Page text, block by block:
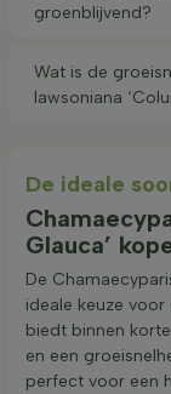
groenblijvend?
Wat is de
lawsoniana
De ideale
Glauca’
De
ideale keuze
biedt binnen
en een
perfect voor een